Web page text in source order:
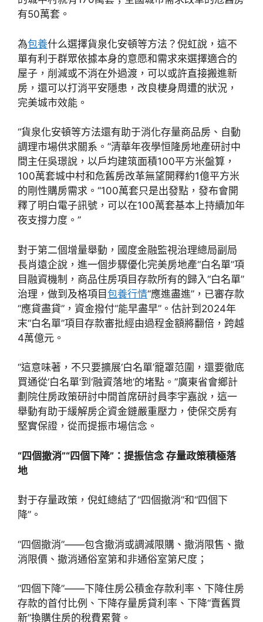
有50萬套。
為包養什么選擇貨泉化安頓等方法？倪虹說，這不
單有利于群眾依據本身的意愿和需求來選擇適合的
屋子，削減或不消在外過渡，可以或許直接搬進新
房，還可以打消平安隱患，改良棲身周遭的狀況，
完美城市效能。
“貨泉化安頓等方法還有助于消化存量商品房、自動
調理市場供求關系。”清華年夜學恒隆房地產研討中
間主任吳璟說，以戶均建筑面積100平方米盤算，
100萬套城中村和危舊房改革無望開釋約1億平方米
的剛性購房需求。“100萬套只是出發點，發布會開
釋了明白電子訊號，可以在100萬套基本上持續加年
夜支撐力度。”
對于第二個增量舉動，國度金融監視治理總局副局
長肖遠企說，進一個步驟優化完美房地產“白名單”項
目融資機制，商品住房項目存款所有的歸入“白名單”
治理，做到及格項目 包養行情“應進盡進”，已審存款
“應貸盡貸”，資金撥付“能早盡早”。估計到2024年
末“白名單”項目存款審批經由過程金額將翻倍，跨越
4萬億元。
“這意味著，不只要擴展‘白名單’籠罩范圍，還要徹底
買通從‘白名單’到‘融資落地’的堵點。”廣東省會鄉計
劃院住房政策研討中間首席研討員李宇嘉說，這一
舉動有助于緩解房企資金鏈嚴重壓力，使保交房有
堅實保證，從而提振市場信念。
“四個撤消”“四個下降”：提振信念 存量政策積極落
地
對于存量政策，倪虹總結了“四個撤消”和“四個下
降”。
“四個撤消”——包含撤消或調減限購、撤消限售、撤
消限價、撤消通俗室第和非通俗室第尺度；
“四個下降”——下降住房公積金存款利率、下降住房
存款的首付比例、下降存量房貸利率、下降“賣舊買
新”換購住房的稅費累贅。